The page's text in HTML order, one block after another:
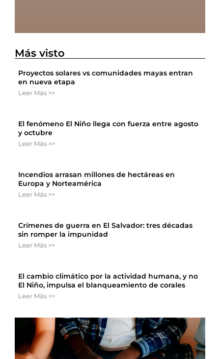
Más visto
Proyectos solares vs comunidades mayas entran
en nueva etapa
Leer Más >>
El fenómeno El Niño llega con fuerza entre agosto
y octubre
Leer Más >>
Incendios arrasan millones de hectáreas en
Europa y Norteamérica
Leer Más >>
Crímenes de guerra en El Salvador: tres décadas
sin romper la impunidad
Leer Más >>
El cambio climático por la actividad humana, y no
El Niño, impulsa el blanqueamiento de corales
Leer Más >>